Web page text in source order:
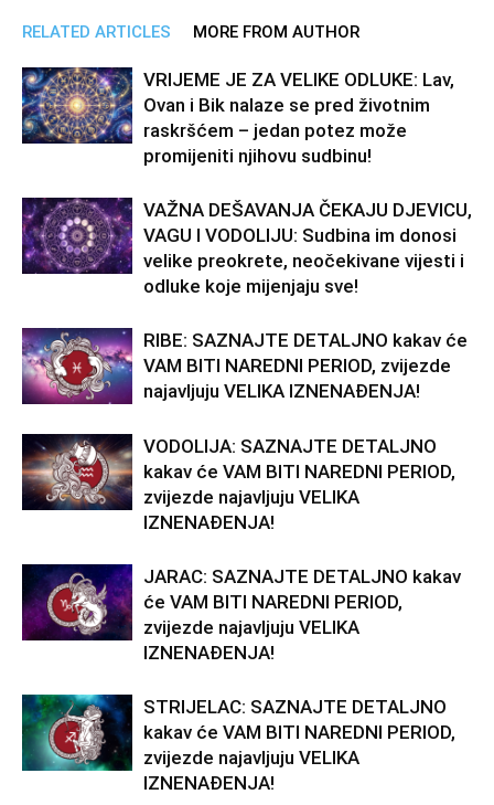
RELATED ARTICLES MORE FROM AUTHOR
VRIJEME JE ZA VELIKE ODLUKE: Lav,
Ovan i Bik nalaze se pred životnim
raskršćem – jedan potez može
promijeniti njihovu sudbinu!
VAŽNA DEŠAVANJA ČEKAJU DJEVICU,
VAGU I VODOLIJU: Sudbina im donosi
velike preokrete, neočekivane vijesti i
odluke koje mijenjaju sve!
RIBE: SAZNAJTE DETALJNO kakav će
VAM BITI NAREDNI PERIOD, zvijezde
najavljuju VELIKA IZNENAĐENJA!
VODOLIJA: SAZNAJTE DETALJNO
kakav će VAM BITI NAREDNI PERIOD,
zvijezde najavljuju VELIKA
IZNENAĐENJA!
JARAC: SAZNAJTE DETALJNO kakav
će VAM BITI NAREDNI PERIOD,
zvijezde najavljuju VELIKA
IZNENAĐENJA!
STRIJELAC: SAZNAJTE DETALJNO
kakav će VAM BITI NAREDNI PERIOD,
zvijezde najavljuju VELIKA
IZNENAĐENJA!